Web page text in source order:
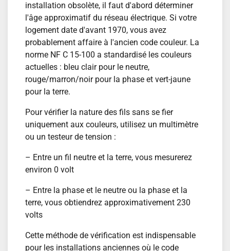
installation obsolète, il faut d'abord déterminer
l'âge approximatif du réseau électrique. Si votre
logement date d'avant 1970, vous avez
probablement affaire à l'ancien code couleur. La
norme NF C 15-100 a standardisé les couleurs
actuelles : bleu clair pour le neutre,
rouge/marron/noir pour la phase et vert-jaune
pour la terre.
Pour vérifier la nature des fils sans se fier
uniquement aux couleurs, utilisez un multimètre
ou un testeur de tension :
– Entre un fil neutre et la terre, vous mesurerez
environ 0 volt
– Entre la phase et le neutre ou la phase et la
terre, vous obtiendrez approximativement 230
volts
Cette méthode de vérification est indispensable
pour les installations anciennes où le code